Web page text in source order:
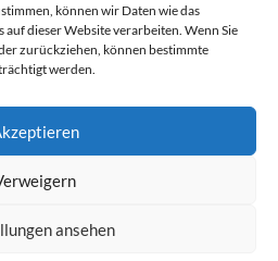
können wir Daten wie das
dieser Website verarbeiten. Wenn Sie
zurückziehen, können bestimmte
werden.
ansehen
UPDATES
All rights reserved